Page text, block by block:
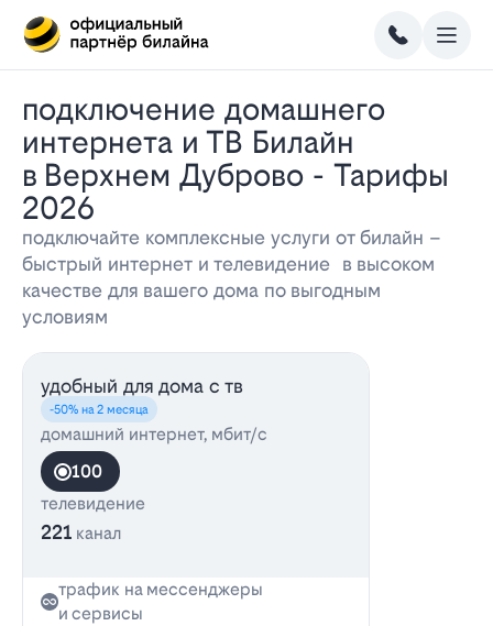
Подключение домашнего
интернета и ТВ Билайн
в Верхнем Дуброво - Тарифы
2026
подключайте комплексные услуги от билайн –
быстрый интернет и телевидение в высоком
качестве для вашего дома по выгодным
условиям
удобный для дома с тв
-50% на 2 месяца
домашний интернет, мбит/с
100
телевидение
221 канал
трафик на мессенджеры
и сервисы